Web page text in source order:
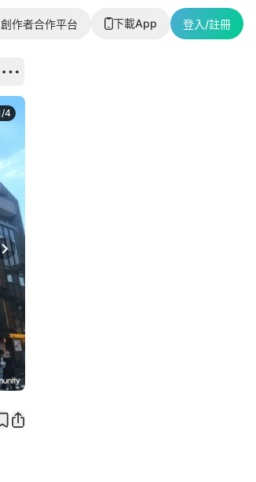
創作者合作平台 下載App 登入/註冊
Next slide
/4